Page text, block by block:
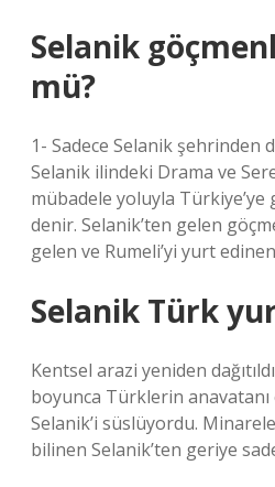
Selanik
mü?
1- Sadece Selanik şehrinden
Selanik ilindeki Drama ve
mübadele yoluyla
denir. Selanik’ten gelen
gelen ve Rumeli’yi yurt
Selanik Türk
Kentsel arazi yeniden
boyunca Türklerin
Selanik’i süslüyordu.
bilinen Selanik’ten geriye